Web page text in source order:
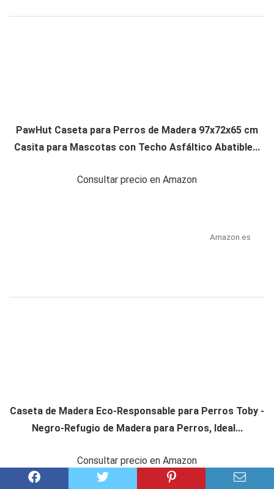
PawHut Caseta para Perros de Madera 97x72x65 cm
Casita para Mascotas con Techo Asfáltico Abatible...
Consultar precio en Amazon
Amazon.es
Caseta de Madera Eco-Responsable para Perros Toby -
Negro-Refugio de Madera para Perros, Ideal...
Consultar precio en Amazon